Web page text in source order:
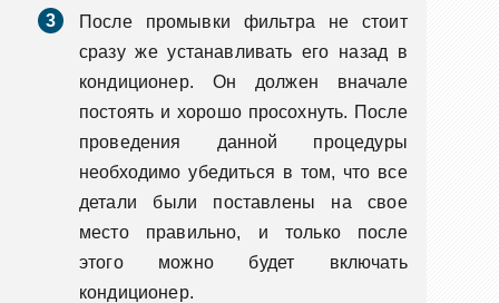
После промывки фильтра не стоит
сразу же устанавливать его назад в
кондиционер. Он должен вначале
постоять и хорошо просохнуть. После
проведения данной процедуры
необходимо убедиться в том, что все
детали были поставлены на свое
место правильно, и только после
этого можно будет включать
кондиционер.